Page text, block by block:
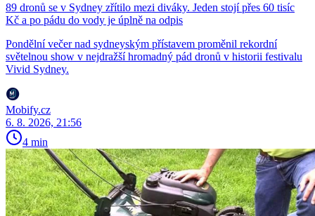
89 dronů se v Sydney zřítilo mezi diváky. Jeden stojí přes 60 tisíc
Kč a po pádu do vody je úplně na odpis
Pondělní večer nad sydneyským přístavem proměnil rekordní
světelnou show v nejdražší hromadný pád dronů v historii festivalu
Vivid Sydney.
Mobify.cz
6. 8. 2026, 21:56
4 min